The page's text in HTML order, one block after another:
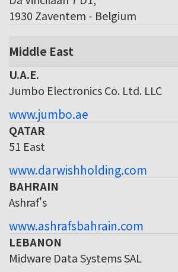
1930 Zaventem - Belgium
Middle East
U.A.E.
Jumbo Electronics Co. Ltd. LLC
www.jumbo.ae
QATAR
51 East
www.darwishholding.com
BAHRAIN
Ashraf's
www.ashrafsbahrain.com
LEBANON
Midware Data Systems SAL